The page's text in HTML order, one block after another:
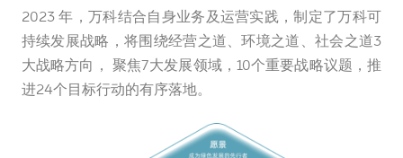
2023 年，万科结合自身业务及运营实践，制定了万科可
持续发展战略，将围绕经营之道、环境之道、社会之道3
大战略方向， 聚焦7大发展领域，10个重要战略议题，推
进24个目标行动的有序落地。